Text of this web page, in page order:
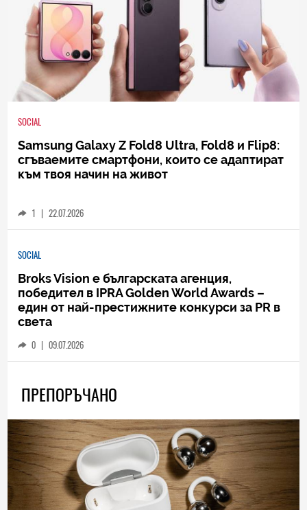
SOCIAL
Samsung Galaxy Z Fold8 Ultra, Fold8 и Flip8:
сгъваемите смартфони, които се адаптират
към твоя начин на живот
1 | 22.07.2026
SOCIAL
Broks Vision е българската агенция,
победител в IPRA Golden World Awards –
един от най-престижните конкурси за PR в
света
0 | 09.07.2026
ПРЕПОРЪЧАНО